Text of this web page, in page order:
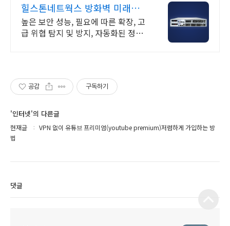
힐스톤네트웍스 방화벽 미래를
대비한 차세대 방화벽
높은 보안 성능, 필요에 따른 확장, 고
급 위협 탐지 및 방지, 자동화된 정책
공감 구독하기
'인터넷'의 다른글
현재글
VPN 없이 유튜브 프리미엄(youtube premium)저렴하게 가입하는 방
법
댓글